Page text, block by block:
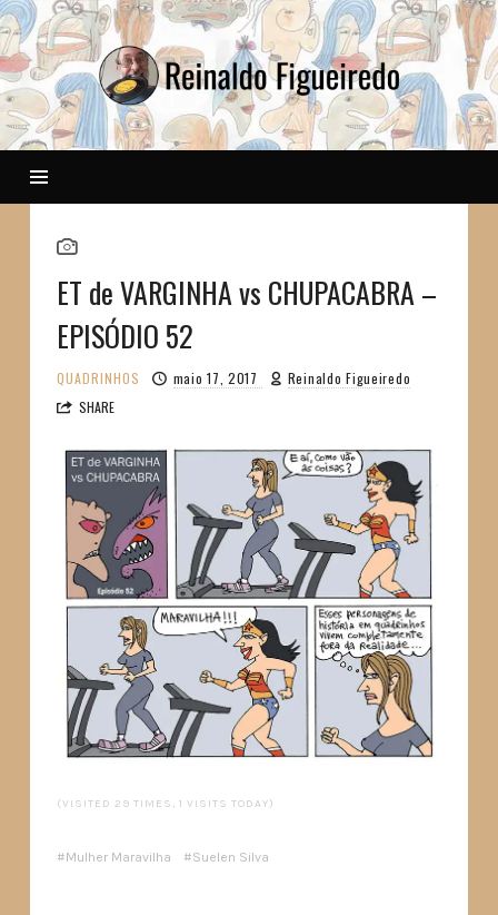
Reinaldo
ET de VARGINHA vs CHUPACABRA –
EPISÓDIO 52
QUADRINHOS maio 17, 2017
Reinaldo Figueiredo
SHARE
(VISITED 29 TIMES, 1 VISITS TODAY)
Mulher Maravilha Suelen Silva